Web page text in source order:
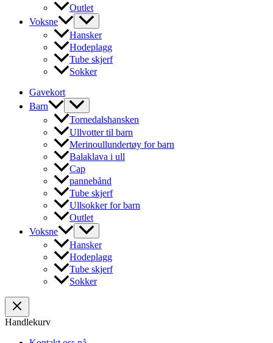
Outlet
Voksne
Hansker
Hodeplagg
Tube skjerf
Sokker
Gavekort
Barn
Tornedalshansken
Ullvotter til barn
Merinoullundertøy for barn
Balaklava i ull
Cap
pannebånd
Tube skjerf
Ullsokker for barn
Outlet
Voksne
Hansker
Hodeplagg
Tube skjerf
Sokker
Handlekurv